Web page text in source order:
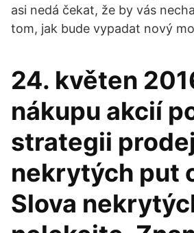
asi nedá čekat, že by vás
tom, jak bude vypadat nový
24. květen
nákupu akcií
strategii
nekrytých put
Slova